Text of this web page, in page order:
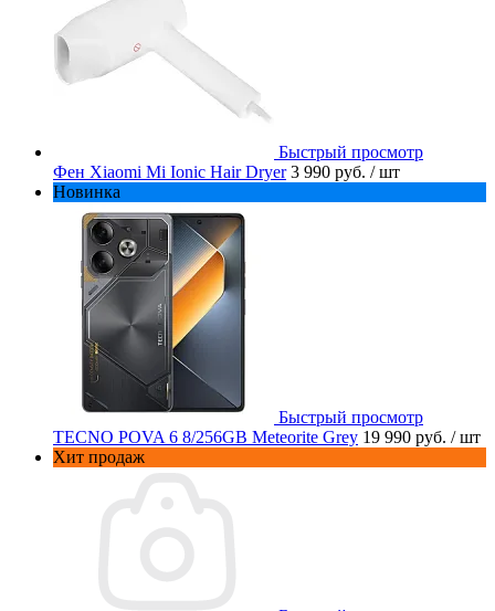
Быстрый просмотр
Фен Xiaomi Mi Ionic Hair Dryer 3 990 руб. / шт
Новинка
Быстрый просмотр
TECNO POVA 6 8/256GB Meteorite Grey 19 990 руб. / шт
Хит продаж